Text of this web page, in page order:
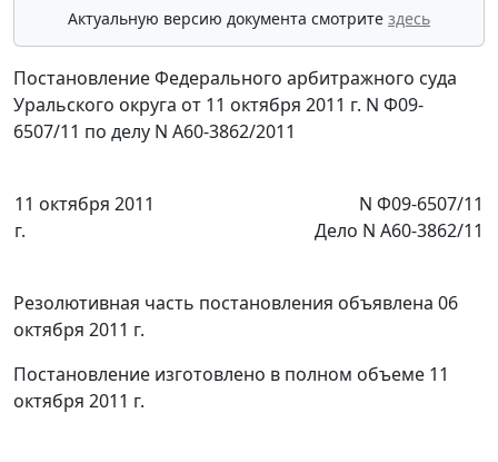
Актуальную версию документа смотрите здесь
Постановление Федерального арбитражного суда
Уральского округа от 11 октября 2011 г. N Ф09-
6507/11 по делу N А60-3862/2011
11 октября 2011
г.
N Ф09-6507/11
Дело N А60-3862/11
Резолютивная часть постановления объявлена 06
октября 2011 г.
Постановление изготовлено в полном объеме 11
октября 2011 г.